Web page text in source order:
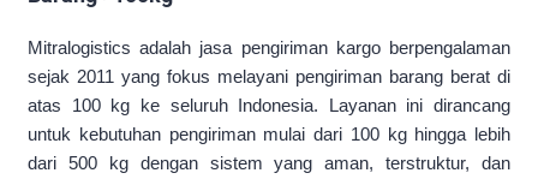
Mitralogistics adalah jasa pengiriman kargo berpengalaman
sejak 2011 yang fokus melayani pengiriman barang berat di
atas 100 kg ke seluruh Indonesia. Layanan ini dirancang
untuk kebutuhan pengiriman mulai dari 100 kg hingga lebih
dari 500 kg dengan sistem yang aman, terstruktur, dan